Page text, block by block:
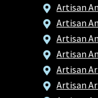
Artisan
Artisan
Artisan
Artisan
Artisan
Artisan